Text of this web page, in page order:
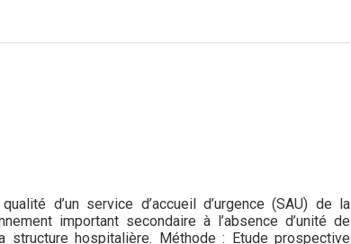
d’un service d’accueil d’urgence (SAU) de la
important secondaire à l’absence d’unité de
structure hospitalière. Méthode : Etude prospective